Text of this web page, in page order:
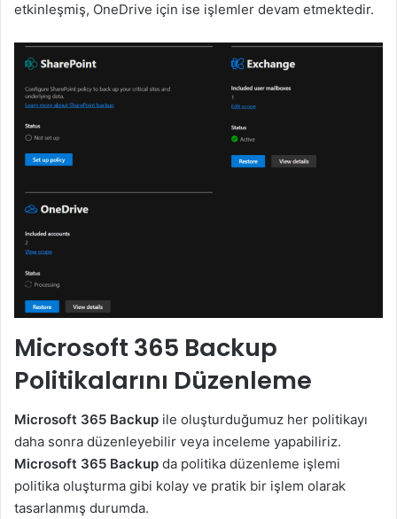
etkinleşmiş, OneDrive için ise işlemler devam etmektedir.
Microsoft 365 Backup
Politikalarını Düzenleme
Microsoft 365 Backup ile oluşturduğumuz her politikayı
daha sonra düzenleyebilir veya inceleme yapabiliriz.
Microsoft 365 Backup da politika düzenleme işlemi
politika oluşturma gibi kolay ve pratik bir işlem olarak
tasarlanmış durumda.